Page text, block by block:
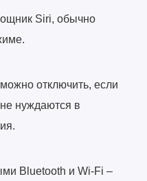
Siri, обычно
отключить, если
нуждаются в
Bluetooth и Wi-Fi –